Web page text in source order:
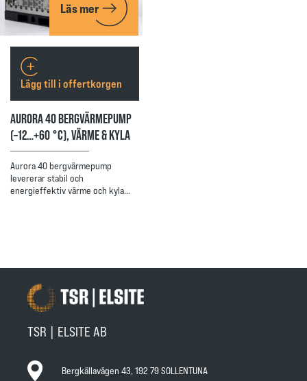
Läs mer
AURORA 40 BERGVÄRMEPUMP
(–12…+60 °C), VÄRME & KYLA
Aurora 40 bergvärmepump
levererar stabil och
energieffektiv värme och kyla…
Lägg till i offertkorgen
TSR | ELSITE AB
Bergkällavägen 43, 192 79 SOLLENTUNA